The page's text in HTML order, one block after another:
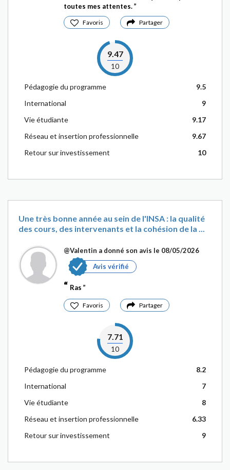
toutes mes attentes.
Favoris Partager
9.47
10
Pédagogie du programme
9.5
International
9
Vie étudiante
9.17
Réseau et insertion professionnelle
9.67
Retour sur investissement
10
Une très bonne année au sein de l'INSA : la qualité
des cours, des intervenants et la cohésion de la ...
@Valentin a donné son avis le 08/05/2026
Avis vérifié
Ras
Favoris Partager
7.71
10
Pédagogie du programme
8.2
International
7
Vie étudiante
8
Réseau et insertion professionnelle
6.33
Retour sur investissement
9